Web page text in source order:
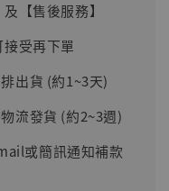
【售後服務】
受再下單
出貨 (約1~3天)
流發貨 (約2~3週)
或簡訊通知補款